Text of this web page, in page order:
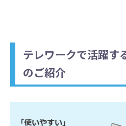
テレワークで活躍す
のご紹介